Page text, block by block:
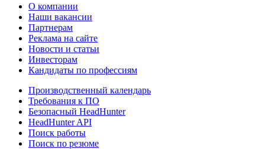
О компании
Наши вакансии
Партнерам
Реклама на сайте
Новости и статьи
Инвесторам
Кандидаты по профессиям
Производственный календарь
Требования к ПО
Безопасный HeadHunter
HeadHunter API
Поиск работы
Поиск по резюме